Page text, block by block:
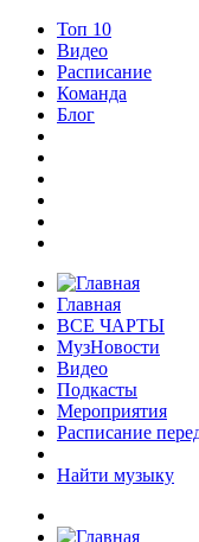
Топ 10
Видео
Расписание
Команда
Блог
Главная
ВСЕ ЧАРТЫ
МузНовости
Видео
Подкасты
Мероприятия
Расписание
Найти музыку